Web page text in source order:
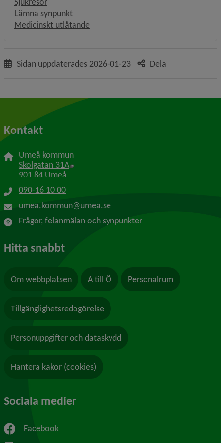
Lämna synpunkt
Medicinskt utlåtande
Sidan uppdaterades 2026-01-23 Dela
Kontakt
Umeå kommun
Skolgatan 31A Länk till annan webbplats, öppnas i nytt
901 84 Umeå
090-16 10 00
umea.kommun@umea.se
Frågor, felanmälan och synpunkter
Hitta snabbt
Om webbplatsen A till Ö Personalrum
Tillgänglighetsredogörelse
Personuppgifter och dataskydd
Hantera kakor (cookies)
Sociala medier
Facebook